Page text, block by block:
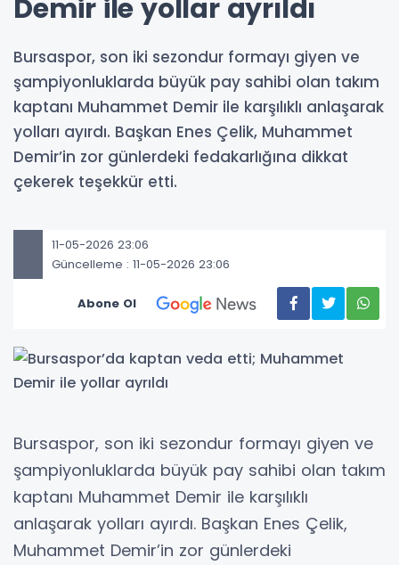
Demir ile yollar ayrıldı
Bursaspor, son iki sezondur formayı giyen ve
şampiyonluklarda büyük pay sahibi olan takım
kaptanı Muhammet Demir ile karşılıklı anlaşarak
yolları ayırdı. Başkan Enes Çelik, Muhammet
Demir’in zor günlerdeki fedakarlığına dikkat
çekerek teşekkür etti.
11-05-2026 23:06
Güncelleme : 11-05-2026 23:06
Abone Ol
Bursaspor, son iki sezondur formayı giyen ve
şampiyonluklarda büyük pay sahibi olan takım
kaptanı Muhammet Demir ile karşılıklı
anlaşarak yolları ayırdı. Başkan Enes Çelik,
Muhammet Demir’in zor günlerdeki